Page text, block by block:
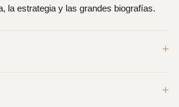
la estrategia y las grandes biografías.
+
labor investigadora, no sólo
+